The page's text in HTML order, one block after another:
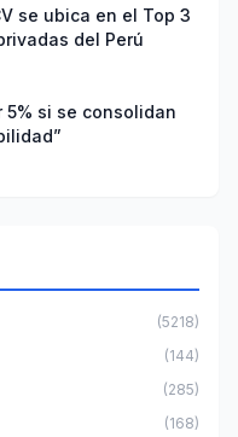
se ubica en el Top 3
del Perú
5% si se consolidan
(5218)
(144)
(285)
(168)